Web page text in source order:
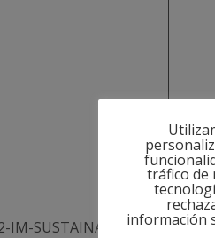
IM-SUSTAINABLE*
tráfico de
información